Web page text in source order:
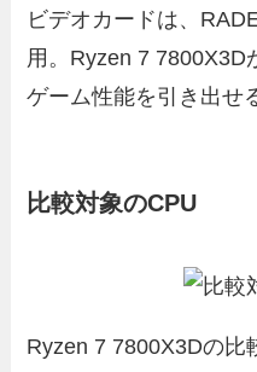
ビデオカードは、
用。Ryzen 7 7800X3D
ゲーム性能を引き出せ
比較対象のCPU
Ryzen 7 7800X3Dの比